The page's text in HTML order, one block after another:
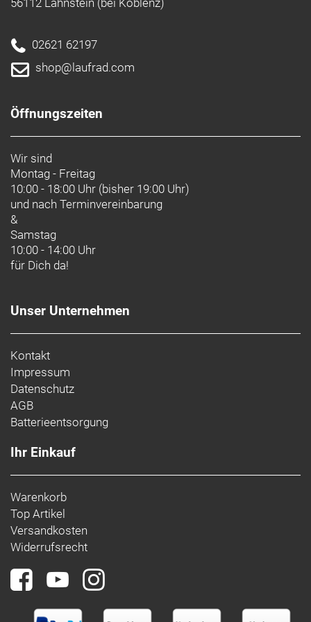
Contec ist eine Marke der Hermann Hartje KG
Deutschland
info@hartje.de
56112 Lahnstein (bei Koblenz)
02621 62197
shop@laufrad.com
Öffnungszeiten
Wir sind
Montag - Freitag
10:00 - 18:00 Uhr (bisher 19:00 Uhr)
und nach Terminvereinbarung
&
Samstag
10:00 - 14:00 Uhr
für Dich da!
Unser Unternehmen
Kontakt
Impressum
Datenschutz
AGB
Batterieentsorgung
Ihr Einkauf
Warenkorb
Top Artikel
Versandkosten
Widerrufsrecht